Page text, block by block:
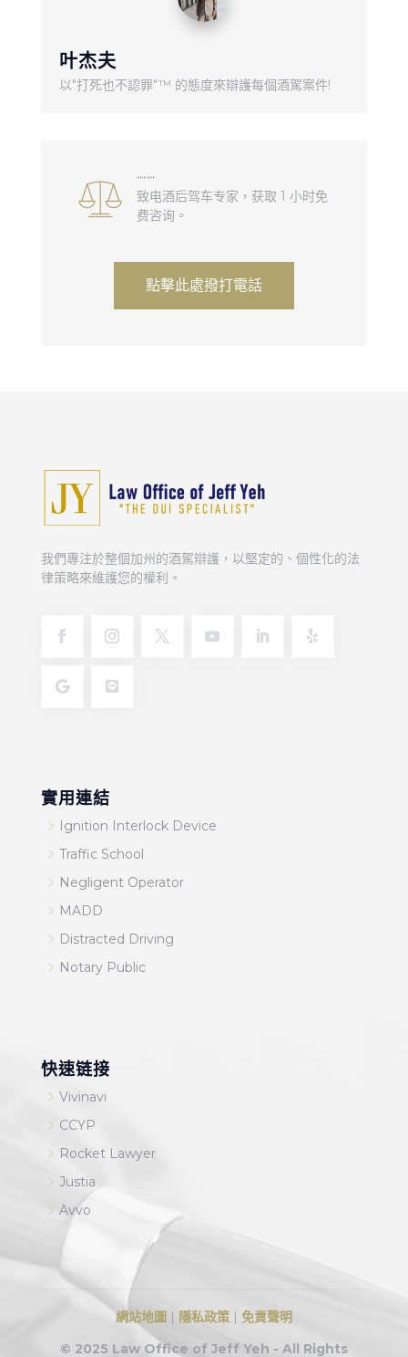
叶杰夫
以"打死也不認罪"™ 的態度來辯護每個酒駕案件!
致电酒后驾车专家，获取 1 小时免
费咨询。
點擊此處撥打電話
我們專注於整個加州的酒駕辯護，以堅定的、個性化的法
律策略來維護您的權利。
實用連結
5 Ignition Interlock Device
5 Traffic School
5 Negligent Operator
5 MADD
5 Distracted Driving
5 Notary Public
快速链接
5 Vivinavi
5 CCYP
5 Rocket Lawyer
5 Justia
5 Avvo
網站地圖 隱私政策| 免責聲明
© 2025 Law Office of Jeff Yeh - All Rights